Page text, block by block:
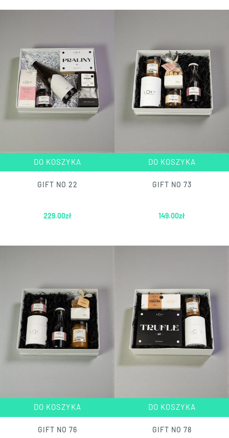
DO KOSZYKA
GIFT NO 22
229.00zł
DO KOSZYKA
GIFT NO 73
149.00zł
DO KOSZYKA
GIFT NO 76
DO KOSZYKA
GIFT NO 78